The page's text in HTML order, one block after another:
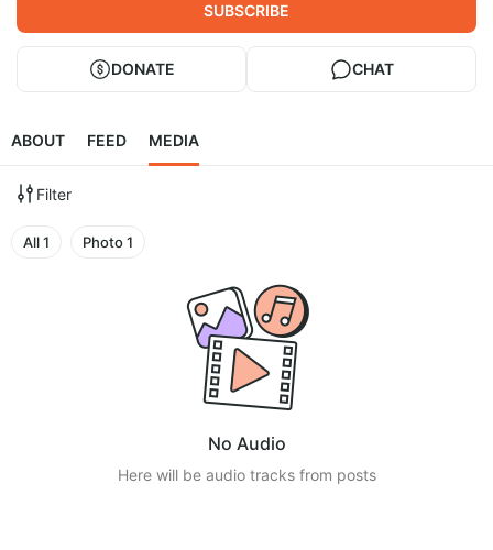
SUBSCRIBE
DONATE CHAT
ABOUT FEED MEDIA
Filter
All1 Photo1
No Audio
Here will be audio tracks from posts